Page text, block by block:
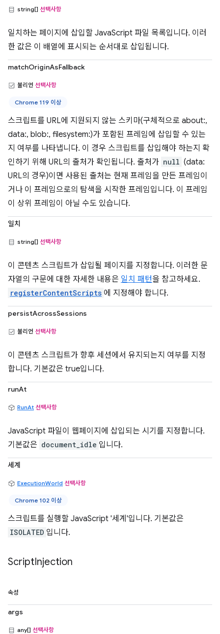
string[] 선택사항
일치하는 페이지에 삽입할 JavaScript 파일 목록입니다. 이러
한 값은 이 배열에 표시되는 순서대로 삽입됩니다.
matchOriginAsFallback
불리언 선택사항
Chrome 119 이상
스크립트를 URL에 지원되지 않는 스키마(구체적으로 about:,
data:, blob:, filesystem:)가 포함된 프레임에 삽입할 수 있는
지 여부를 나타냅니다. 이 경우 스크립트를 삽입해야 하는지 확
인하기 위해 URL의 출처가 확인됩니다. 출처가 null (data:
URL의 경우)이면 사용된 출처는 현재 프레임을 만든 프레임이
거나 이 프레임으로의 탐색을 시작한 프레임입니다. 이 프레임
이 상위 프레임이 아닐 수도 있습니다.
일치
string[] 선택사항
이 콘텐츠 스크립트가 삽입될 페이지를 지정합니다. 이러한 문
자열의 구문에 대한 자세한 내용은 일치 패턴을 참고하세요.
registerContentScripts 에 지정해야 합니다.
persistAcrossSessions
불리언 선택사항
이 콘텐츠 스크립트가 향후 세션에서 유지되는지 여부를 지정
합니다. 기본값은 true입니다.
runAt
RunAt 선택사항
JavaScript 파일이 웹페이지에 삽입되는 시기를 지정합니다.
기본값은 document_idle 입니다.
세계
ExecutionWorld 선택사항
Chrome 102 이상
스크립트를 실행할 JavaScript '세계'입니다. 기본값은
ISOLATED 입니다.
ScriptInjection
속성
args
any[] 선택사항